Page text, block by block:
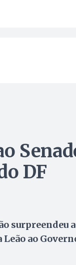
DF
surpreendeu
ao